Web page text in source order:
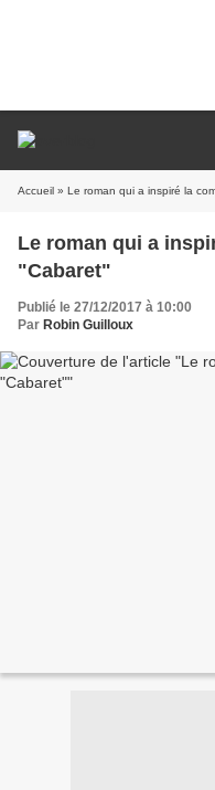
Accueil » Le roman qui a inspiré la
Le roman qui a
"Cabaret"
Publié le 27/12/2017 à 10:00
Par Robin Guilloux